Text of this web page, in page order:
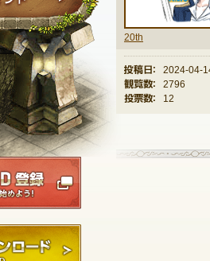
20th
投稿日：
2024-04-
観覧数：
2796
投票数：
12